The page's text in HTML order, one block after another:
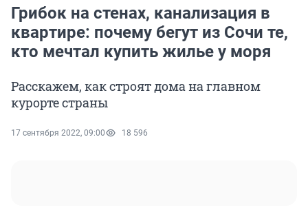
Грибок на стенах, канализация в
квартире: почему бегут из Сочи те,
кто мечтал купить жилье у моря
Расскажем, как строят дома на главном
курорте страны
17 сентября 2022, 09:00 18 596